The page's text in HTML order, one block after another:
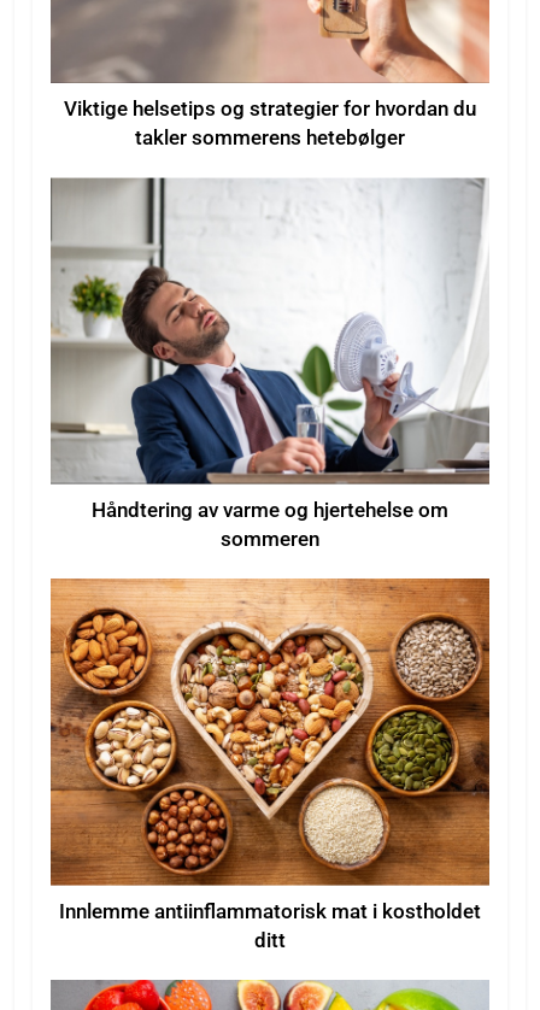
Viktige helsetips og strategier for hvordan du
takler sommerens hetebølger
Håndtering av varme og hjertehelse om
sommeren
Innlemme antiinflammatorisk mat i kostholdet
ditt